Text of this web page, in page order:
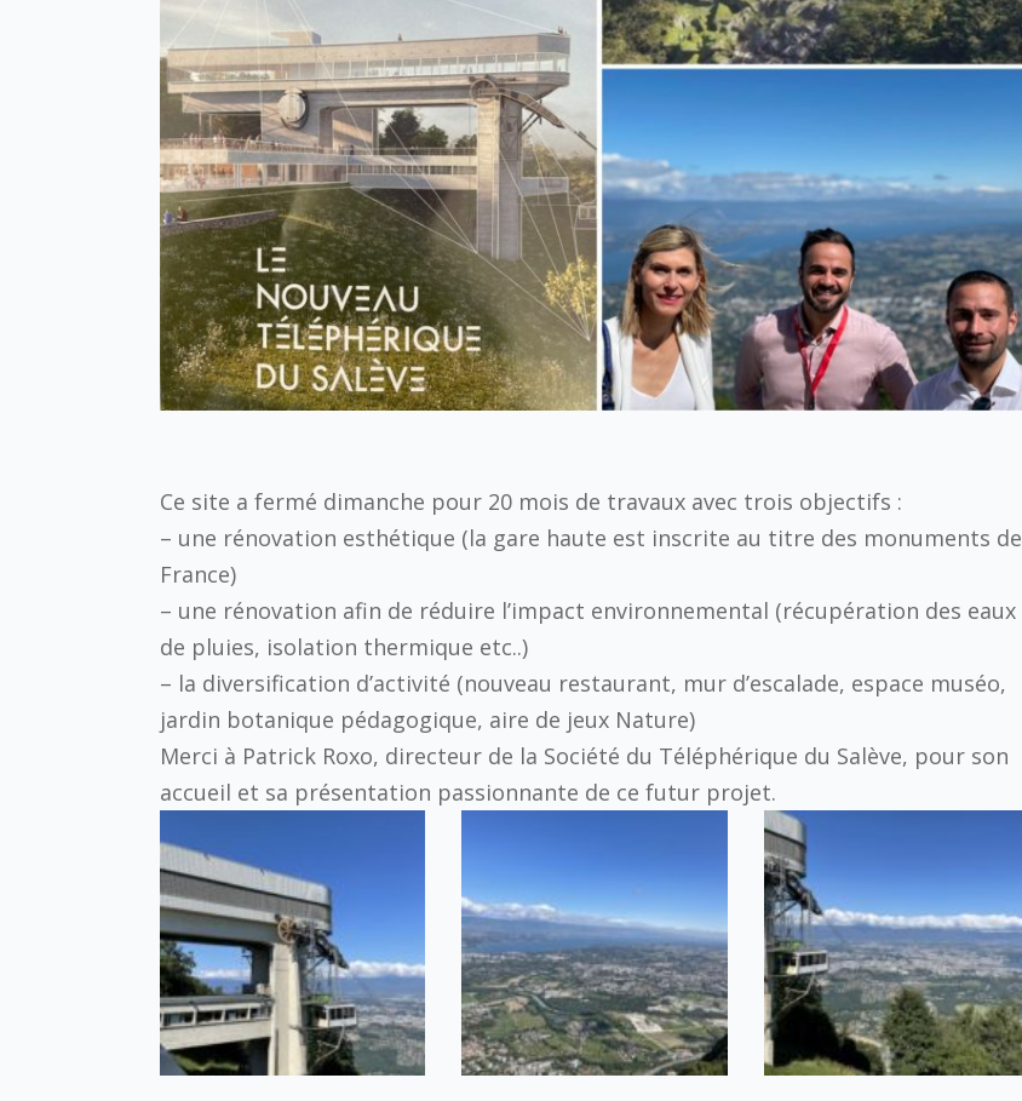
Ce site a fermé dimanche pour 20 mois de travaux avec trois objectifs :
– une rénovation esthétique (la gare haute est inscrite au titre des monuments de
France)
– une rénovation afin de réduire l’impact environnemental (récupération des eaux
de pluies, isolation thermique etc..)
– la diversification d’activité (nouveau restaurant, mur d’escalade, espace muséo,
jardin botanique pédagogique, aire de jeux Nature)
Merci à Patrick Roxo, directeur de la Société du Téléphérique du Salève, pour son
accueil et sa présentation passionnante de ce futur projet.